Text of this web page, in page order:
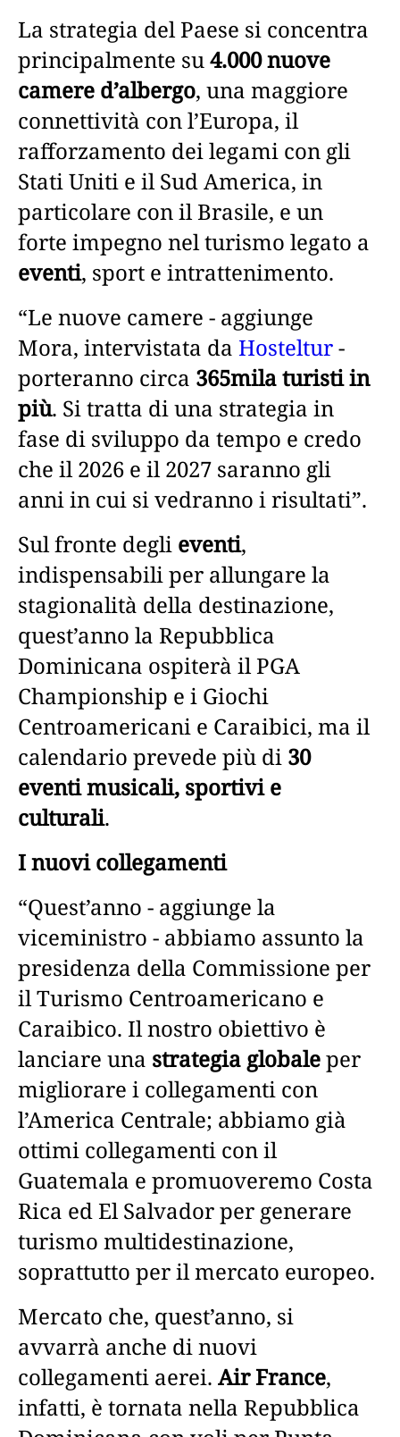
La strategia del Paese si concentra
principalmente su4.000 nuove
camere d’albergo, una maggiore
connettività con l’Europa, il
rafforzamento dei legami con gli
Stati Uniti e il Sud America, in
particolare con il Brasile, e un
forte impegno nel turismo legato a
eventi, sport e intrattenimento.
“Le nuove camere - aggiunge
Mora, intervistata da Hosteltur-
porteranno circa 365mila turisti in
più. Si tratta di una strategia in
fase di sviluppo da tempo e credo
che il 2026 e il 2027 saranno gli
anni in cui si vedranno i risultati”.
Sul fronte degli eventi,
indispensabili per allungare la
stagionalità della destinazione,
quest’anno la Repubblica
Dominicana ospiterà il PGA
Championship e i Giochi
Centroamericani e Caraibici, ma il
calendario prevede più di 30
eventi musicali, sportivi e
culturali.
I nuovi collegamenti
“Quest’anno - aggiunge la
viceministro - abbiamo assunto la
presidenza della Commissione per
il Turismo Centroamericano e
Caraibico. Il nostro obiettivo è
lanciare una strategia globaleper
migliorare i collegamenti con
l’America Centrale; abbiamo già
ottimi collegamenti con il
Guatemala e promuoveremo Costa
Rica ed El Salvador per generare
turismo multidestinazione,
soprattutto per il mercato europeo.
Mercato che, quest’anno, si
avvarrà anche di nuovi
collegamenti aerei. Air France,
infatti, è tornata nella Repubblica